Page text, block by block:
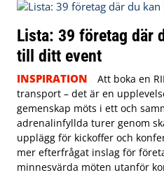
Lista: 39 företag där
till ditt event
INSPIRATION
Att boka en
transport – det är en
gemenskap möts i ett och
adrenalinfyllda turer genom
upplägg för kickoffer och
mer efterfrågat inslag för
minnesvärda möten utanför